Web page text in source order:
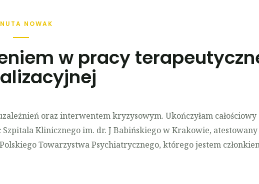
NOWAK
w pracy
oraz interwentem kryzysowym. Ukończyłam
Klinicznego im. dr. J Babińskiego w Krakowie,
Towarzystwa Psychiatrycznego, którego jestem